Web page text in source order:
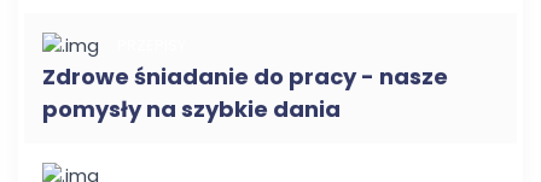
Zdrowe śniadanie do pracy - nasze
pomysły na szybkie dania